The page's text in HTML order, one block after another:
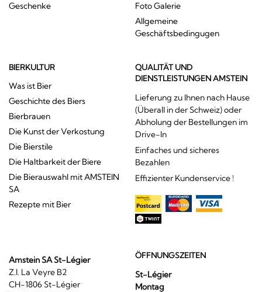
Geschenke
Foto Galerie
Allgemeine
Geschäftsbedingugen
BIERKULTUR
Was ist Bier
Geschichte des Biers
Bierbrauen
Die Kunst der Verkostung
Die Bierstile
Die Haltbarkeit der Biere
Die Bierauswahl mit AMSTEIN
SA
Rezepte mit Bier
QUALITÄT UND
DIENSTLEISTUNGEN AMSTEIN
Lieferung zu Ihnen nach Hause
(Überall in der Schweiz) oder
Abholung der Bestellungen im
Drive-In
Einfaches und sicheres
Bezahlen
Effizienter Kundenservice !
Amstein SA St-Légier
Z.I. La Veyre B2
CH-1806 St-Légier
ÖFFNUNGSZEITEN
St-Légier
Montag